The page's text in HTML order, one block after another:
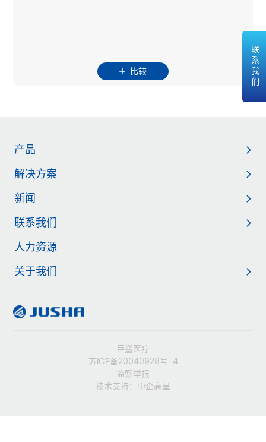
比较 联系我们
产品
解决方案
新闻
联系我们
人力资源
关于我们
巨鲨医疗
苏ICP备20040928号-4
监察举报
技术支持：中企高呈